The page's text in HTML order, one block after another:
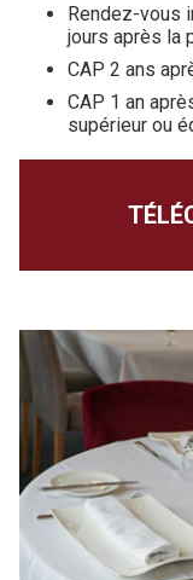
Rendez-vous
jours après la
CAP 2 ans
CAP 1 an
supérieur ou